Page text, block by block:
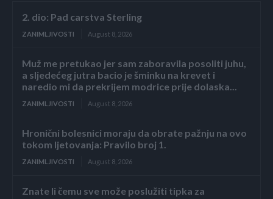
2. dio: Pad carstva Sterling
ZANIMLJIVOSTI August 8, 2026
Muž me pretukao jer sam zaboravila posoliti juhu,
a sljedećeg jutra bacio je šminku na krevet i
naredio mi da prekrijem modrice prije dolaska...
ZANIMLJIVOSTI August 8, 2026
Hronični bolesnici moraju da obrate pažnju na ovo
tokom ljetovanja: Pravilo broj 1.
ZANIMLJIVOSTI August 8, 2026
Znate li čemu sve može poslužiti tipka za